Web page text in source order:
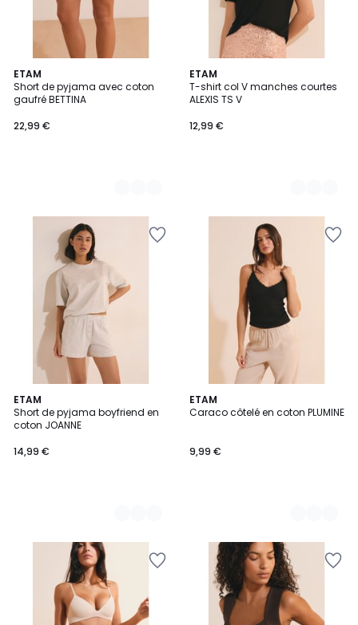
ETAM
Short de pyjama avec coton
gaufré BETTINA
22,99 €
6
Couleurs
ETAM
T-shirt col V manches courtes
ALEXIS TS V
12,99 €
3
Couleurs
ETAM
Short de pyjama boyfriend en
coton JOANNE
14,99 €
2
Couleurs
ETAM
Caraco côtelé en coton PLUMINE
9,99 €
3
Couleurs